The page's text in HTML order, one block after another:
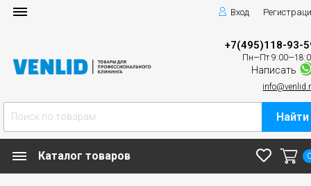
Вход
+7(495)118-93-
Пн—Пт
Написать
Найти
Каталог товаров